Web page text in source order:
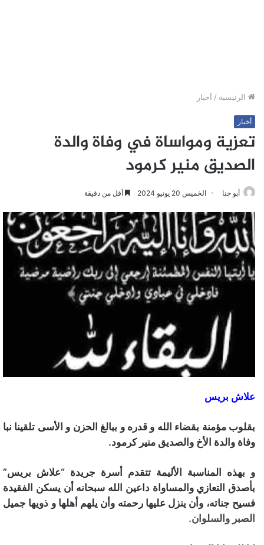
الرئيسية / أخبار
أخبار
تعزية ومواساة في وفاة والدة
الصديق منير كرمود
أبو جنا الخميس 20 يونيو 2024 أقل من دقيقة
علاش بريس
بقلوب مؤمنة بقضاء الله و قدره و ببالغ الحزن و الأسى تلقينا نبا
وفاة والدة الأخ والصديق منير كرمود.
و بهذه المناسبة الأليمة تتقدم أسرة جريدة “علاش بريس”
بأصدق التعازي والمساواة داعين الله سبحانه أن يسكن الفقيدة
فسيح جناته، وأن ينزل عليها رحمته وأن يلهم أهلها و ذويها جميل
الصبر والسلوان.